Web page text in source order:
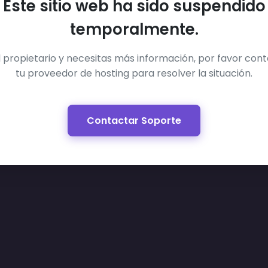
Este sitio web ha sido suspendido
temporalmente.
propietario y necesitas más información, por favor
tu proveedor de hosting para resolver la situación.
Contactar Soporte